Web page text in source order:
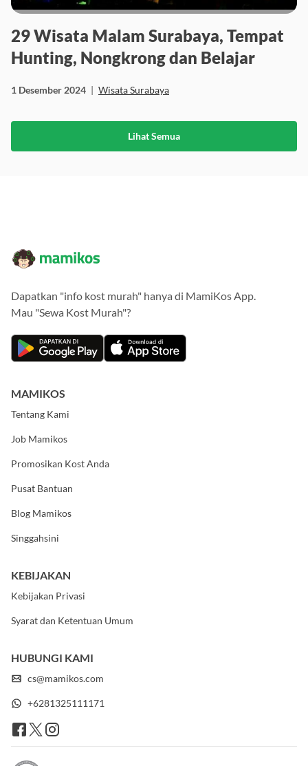
29 Wisata Malam Surabaya, Tempat
Hunting, Nongkrong dan Belajar
1 Desember 2024 | Wisata Surabaya
Lihat Semua
Dapatkan "info kost murah" hanya di MamiKos App.
Mau "Sewa Kost Murah"?
MAMIKOS
Tentang Kami
Job Mamikos
Promosikan Kost Anda
Pusat Bantuan
Blog Mamikos
Singgahsini
KEBIJAKAN
Kebijakan Privasi
Syarat dan Ketentuan Umum
HUBUNGI KAMI
cs@mamikos.com
+6281325111171